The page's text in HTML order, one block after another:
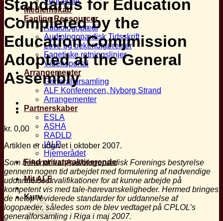
Medlemskab
Faglige Ressourcer
Audiologopædi
Audiologopædisk Tidsskrift
Love og bekendtgørelser
Fagetiske retningslinjer
Vidensportal
Arrangementer
Generalforsamling
ALF Konferencen, Nyborg Strand
Arrangementer
Partnerskaber
ESLA
ASHA
RADLD
IALP
Hjernerådet
Find privatpraktiserende
Mit ALF
Kurv
Standards for Education
Completed by the
Education Comjmission
Adopted at the General
Assembly
kr. 0,00
Artiklen er udgivet i oktober 2007.
Som bekendt har Audiologopædisk Forenings bestyrelse
gennem nogen tid arbejdet med formulering af nødvendige
uddannelseskvalifikationer for at kunne arbejde på
kompetent vis med tale-hørevanskeligheder. Hermed bringes
de netop reviderede standarder for uddannelse af
logopæder, således som de blev vedtaget på CPLOL’s
generalforsamling i Riga i maj 2007.